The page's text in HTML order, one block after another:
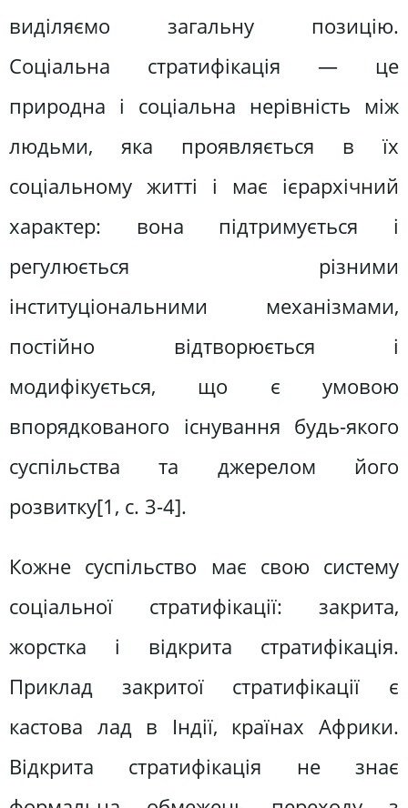
виділяємо загальну позицію.
Соціальна стратифікація — це
природна і соціальна нерівність між
людьми, яка проявляється в їх
соціальному житті і має ієрархічний
характер: вона підтримується і
регулюється різними
інституціональними механізмами,
постійно відтворюється і
модифікується, що є умовою
впорядкованого існування будь-якого
суспільства та джерелом його
розвитку[1, c. 3-4].
Кожне суспільство має свою систему
соціальної стратифікації: закрита,
жорстка і відкрита стратифікація.
Приклад закритої стратифікації є
кастова лад в Індії, країнах Африки.
Відкрита стратифікація не знає